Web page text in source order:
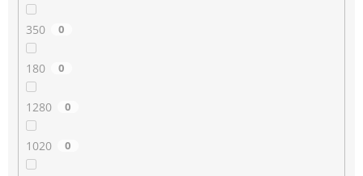
350 0
180 0
1280 0
1020 0